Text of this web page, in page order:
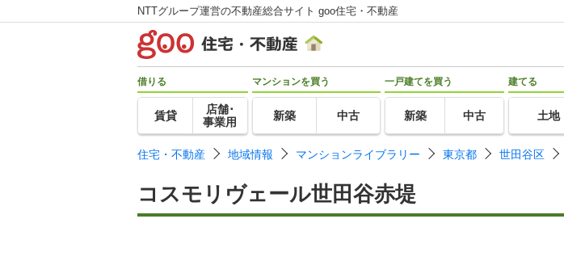
NTTグループ運営の不動産総合サイト goo住宅・不動産
借りる
賃貸
店舗･
事業用
マンションを買う
新築 中古
一戸建てを買う
新築 中古
建てる
土地
住宅・不動産 地域情報 マンションライブラリー 東京都 世田谷区
コスモリヴェール世田谷赤堤